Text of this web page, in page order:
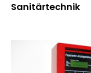
Sanitärtechnik